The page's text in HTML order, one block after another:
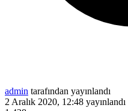
admin tarafından yayınlandı
2 Aralık 2020, 12:48 yayınlandı